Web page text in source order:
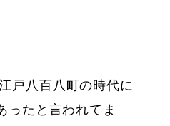
戸八百八町の時代に
ったと言われてま